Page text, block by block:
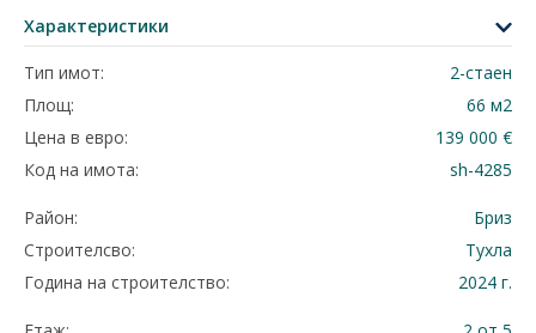
Характеристики
Тип имот:
2-стаен
Площ:
66 м2
Цена в евро:
139 000 €
Код на имота:
sh-4285
Район:
Бриз
Строителсво:
Тухла
Година на строителство:
2024 г.